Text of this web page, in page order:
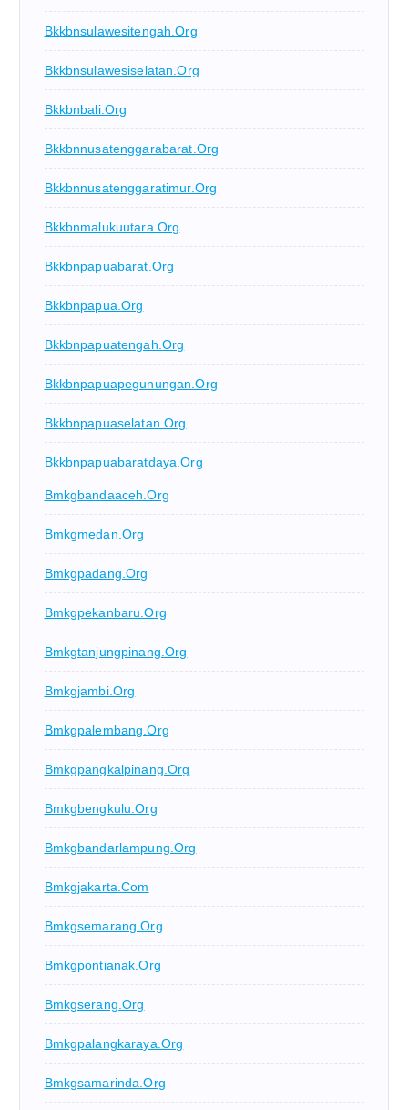
Bkkbnsulawesitengah.org
Bkkbnsulawesiselatan.org
Bkkbnbali.org
Bkkbnnusatenggarabarat.org
Bkkbnnusatenggaratimur.org
Bkkbnmalukuutara.org
Bkkbnpapuabarat.org
Bkkbnpapua.org
Bkkbnpapuatengah.org
Bkkbnpapuapegunungan.org
Bkkbnpapuaselatan.org
Bkkbnpapuabaratdaya.org
Bmkgbandaaceh.org
Bmkgmedan.org
Bmkgpadang.org
Bmkgpekanbaru.org
Bmkgtanjungpinang.org
Bmkgjambi.org
Bmkgpalembang.org
Bmkgpangkalpinang.org
Bmkgbengkulu.org
Bmkgbandarlampung.org
Bmkgjakarta.com
Bmkgsemarang.org
Bmkgpontianak.org
Bmkgserang.org
Bmkgpalangkaraya.org
Bmkgsamarinda.org